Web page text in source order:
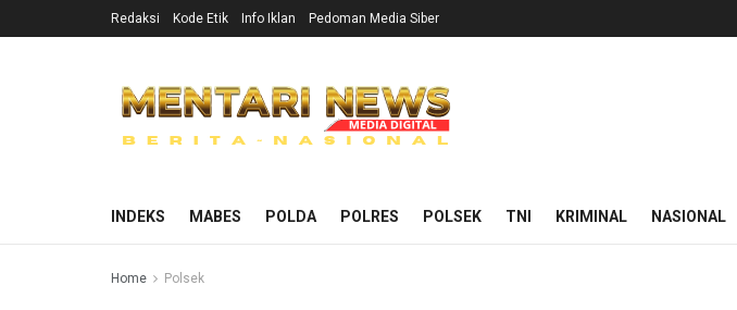
Redaksi Kode Etik Info Iklan Pedoman Media Siber
INDEKS MABES POLDA POLRES POLSEK TNI KRIMINAL NASIONAL
Home Polsek